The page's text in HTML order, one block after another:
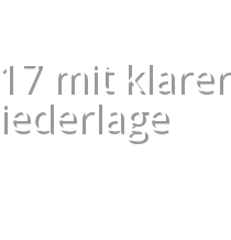
mit klarer